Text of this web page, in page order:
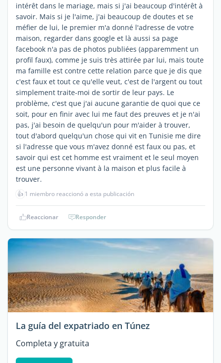
intérêt dans le mariage, mais si j'ai beaucoup d'intérêt à
savoir. Mais si je l'aime, j'ai beaucoup de doutes et se
méfier de lui, le premier m'a donné l'adresse de votre
maison, regarder dans google et là aussi sa page
facebook n'a pas de photos publiées (apparemment un
profil faux), comme je suis très attirée par lui, mais toute
ma famille est contre cette relation parce que je dis que
c'est faux et tout ce qu'elle veut, c'est de l'argent ou tout
simplement traite-moi de sortir de leur pays. Le
problème, c'est que j'ai aucune garantie de quoi que ce
soit, pour en finir avec lui me faut des preuves et je n'ai
pas, j'ai besoin de quelqu'un pour m'aider à trouver,
tout d'abord quelqu'un chose qui vit en Tunisie me dire
si l'adresse que vous m'avez donné est faux ou pas, et
savoir qui est cet homme est vraiment et le seul moyen
est une personne vivant à la maison et plus facile à
trouver.
👍 1 miembro reaccionó a esta publicación
Reaccionar Responder
La guía del expatriado en Túnez
Completa y gratuita